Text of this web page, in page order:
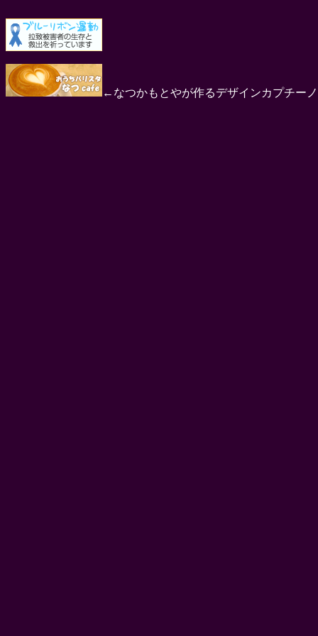
←なつかもとやが作るデザインカプチー